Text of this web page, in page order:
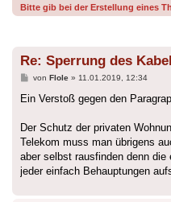
Bitte gib bei der Erstellung eines
Re: Sperrung des
Beitrag
von Flole» 11.01.2019, 12:34
Ein Verstoß gegen den
Der Schutz der privaten
Telekom muss man übrigens
aber selbst rausfinden denn
jeder einfach Behauptungen